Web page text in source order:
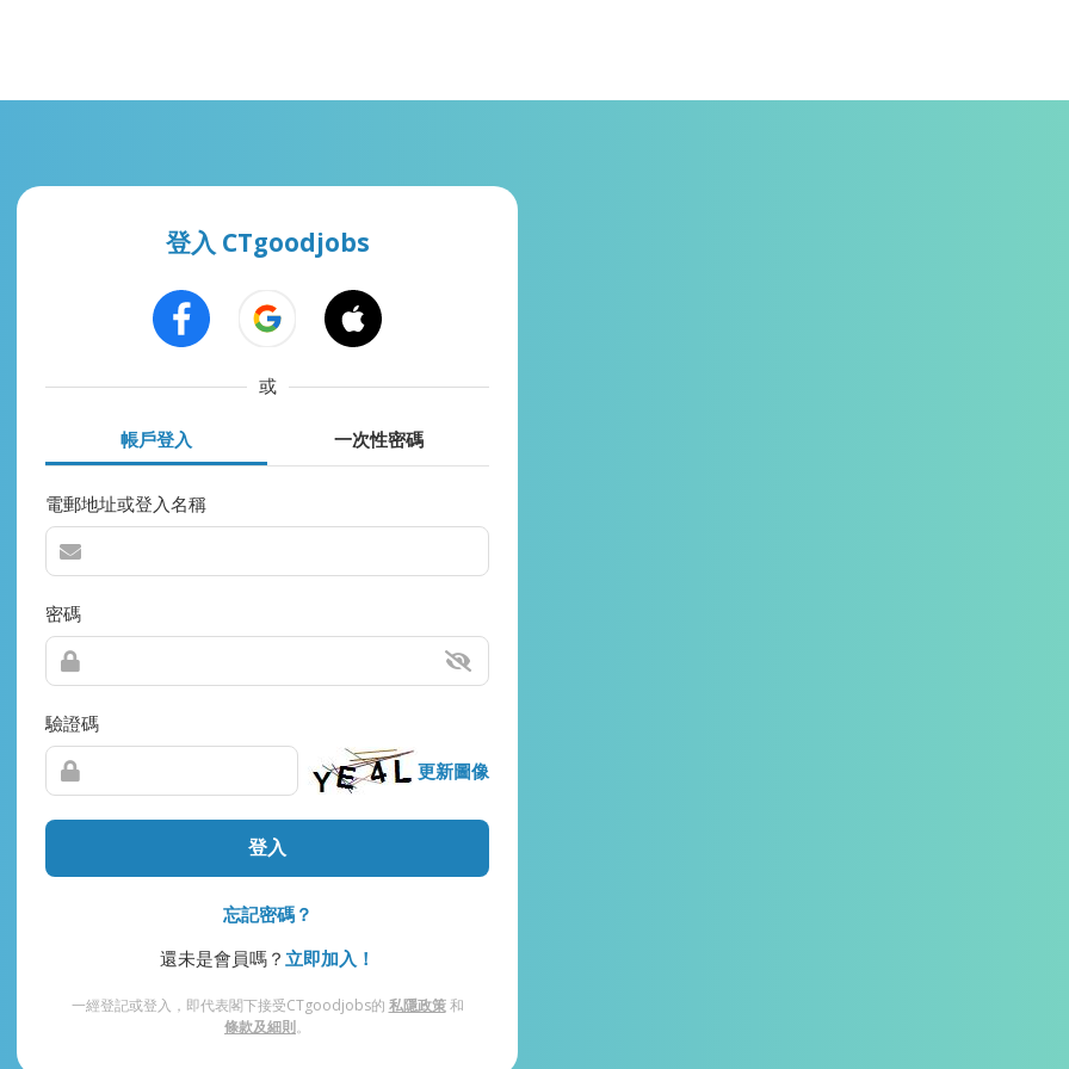
登入 CTgoodjobs
或
帳戶登入 一次性密碼
電郵地址或登入名稱
密碼
驗證碼
更新圖像
登入
忘記密碼？
還未是會員嗎？ 立即加入！
一經登記或登入，即代表閣下接受CTgoodjobs的 私隱政策和
條款及細則。